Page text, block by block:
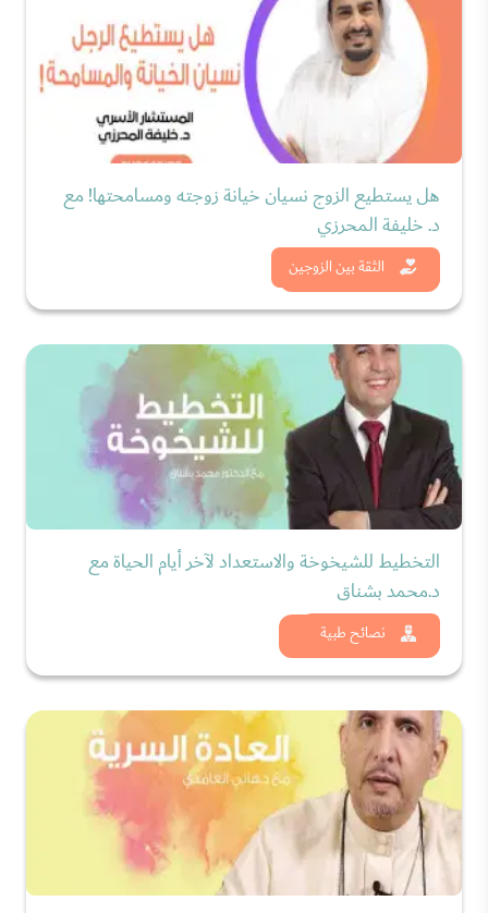
الثقة بين الزوجين
هل يستطيع الزوج نسيان خيانة زوجته ومسامحتها! مع
د. خليفة المحرزي
شاهد الان
نصائح طبية
التخطيط للشيخوخة والاستعداد لآخر أيام الحياة مع
د.محمد بشناق
شاهد الان